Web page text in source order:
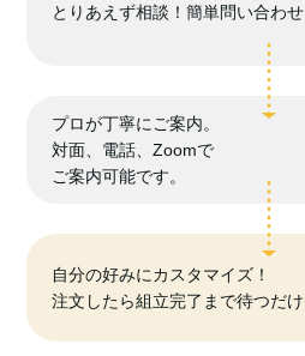
とりあえず相談！簡単問い合わせ
プロが丁寧にご案内。
対面、電話、Zoomで
ご案内可能です。
自分の好みにカスタマイズ！
注文したら組立完了まで待つだけ